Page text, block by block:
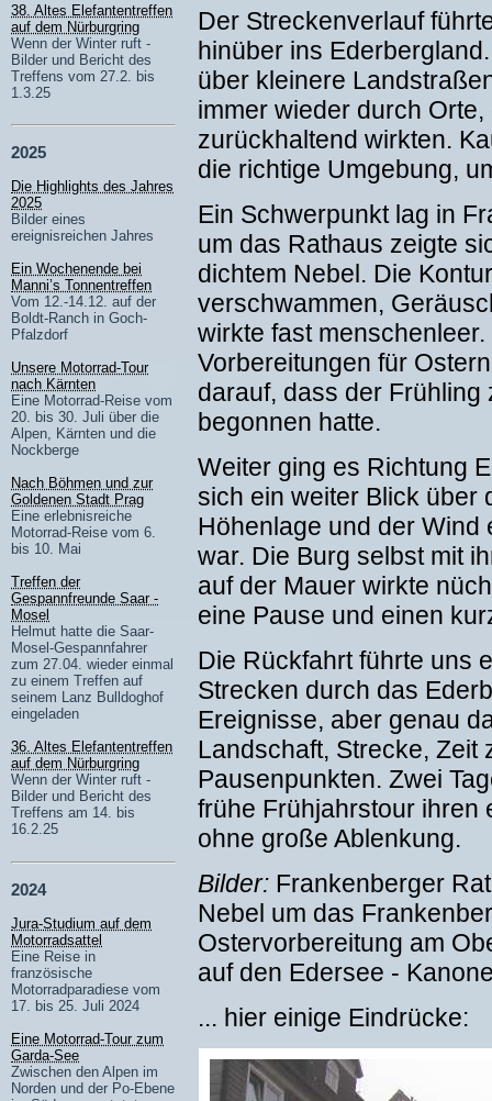
38. Altes Elefantentreffen
auf dem Nürburgring
Wenn der Winter ruft -
Bilder und Bericht des
Treffens vom 27.2. bis
1.3.25
2025
Die Highlights des Jahres
2025
Bilder eines
ereignisreichen Jahres
Ein Wochenende bei
Manni’s Tonnentreffen
Vom 12.-14.12. auf der
Boldt-Ranch in Goch-
Pfalzdorf
Unsere Motorrad-Tour
nach Kärnten
Eine Motorrad-Reise vom
20. bis 30. Juli über die
Alpen, Kärnten und die
Nockberge
Nach Böhmen und zur
Goldenen Stadt Prag
Eine erlebnisreiche
Motorrad-Reise vom 6.
bis 10. Mai
Treffen der
Gespannfreunde Saar -
Mosel
Helmut hatte die Saar-
Mosel-Gespannfahrer
zum 27.04. wieder einmal
zu einem Treffen auf
seinem Lanz Bulldoghof
eingeladen
36. Altes Elefantentreffen
auf dem Nürburgring
Wenn der Winter ruft -
Bilder und Bericht des
Treffens am 14. bis
16.2.25
2024
Jura-Studium auf dem
Motorradsattel
Eine Reise in
französische
Motorradparadiese vom
17. bis 25. Juli 2024
Eine Motorrad-Tour zum
Garda-See
Zwischen den Alpen im
Norden und der Po-Ebene
Der Streckenverlauf
hinüber ins
über kleinere
immer wieder durch
zurückhaltend wirkten.
die richtige Umgebung,
Ein Schwerpunkt lag in
um das Rathaus zeigte
dichtem Nebel. Die
verschwammen,
wirkte fast
Vorbereitungen für
darauf, dass der
begonnen hatte.
Weiter ging es Richtung
sich ein weiter Blick über
Höhenlage und der
war. Die Burg selbst mit
auf der Mauer wirkte
eine Pause und einen
Die Rückfahrt führte uns
Strecken durch das
Ereignisse, aber genau
Landschaft, Strecke, Zeit
Pausenpunkten. Zwei
frühe Frühjahrstour ihren
ohne große Ablenkung.
Bilder: Frankenberger
Nebel um das
Ostervorbereitung am
auf den Edersee -
... hier einige Eindrücke: